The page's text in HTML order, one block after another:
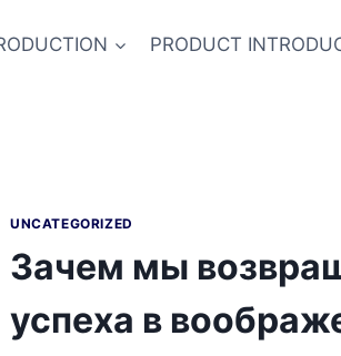
PRODUCT
UNCATEGORIZED
Зачем мы
успеха в